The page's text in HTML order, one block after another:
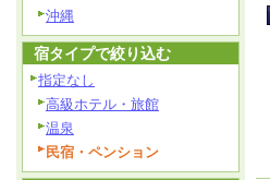
沖縄
宿タイプで絞り込む
指定なし
高級ホテル・旅館
温泉
民宿・ペンション